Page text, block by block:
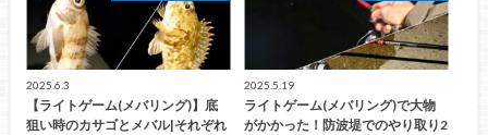
2025.6.3
【ライトゲーム(メバリング)】底
狙い時のカサゴとメバル|それぞれ
2025.5.19
ライトゲーム(メバリング)で大物
がかかった！防波堤でのやり取り2